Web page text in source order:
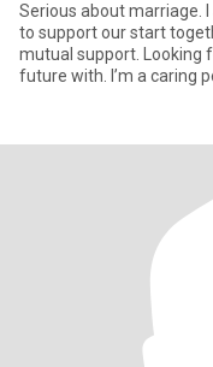
Serious about marriage.
to support our start
mutual support. Looking
future with. I’m a caring